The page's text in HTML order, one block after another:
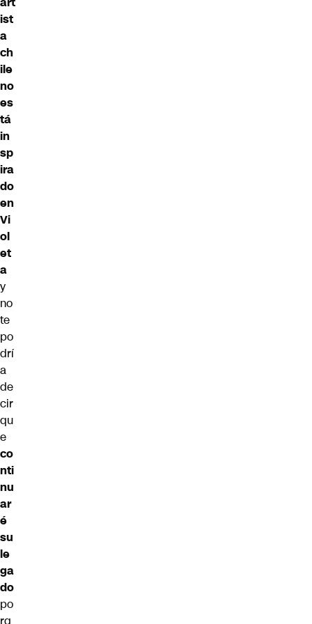
ist
a
ch
ile
no
es
tá
in
sp
ira
do
en
Vi
ol
et
a
y
no
te
po
drí
a
de
cir
qu
e
co
nti
nu
ar
é
su
le
ga
do
po
rq